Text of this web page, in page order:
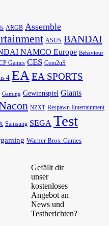
ARGB Assemble
ASUS BANDAI
NAMCO Europe Behaviour
Games CES Com2uS
4 EAEA SPORTS
Gaming Gewinnspiel Giants
NZXT Respawn Entertainment
Samsung SEGA Test
Warner Bros. Games
Gefällt dir
unser
kostenloses
Angebot an
News und
Testberichten?